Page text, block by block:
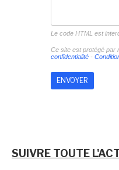
Le code HTML est
Ce site est protégé par
confidentialité-
SUIVRE TOUTE